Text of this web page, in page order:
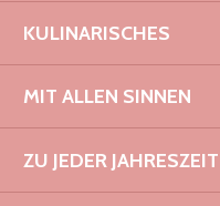
KULINARISCHES
MIT ALLEN SINNEN
ZU JEDER JAHRESZEIT
aux favoris
der Côte de Granit
noz, Festivals,
der Woche und das
Granit Rose ein
für alle.